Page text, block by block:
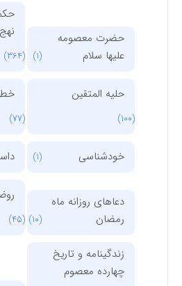
حضرت معصومه
علیها سلام
(364)
حلیه المتقین
خودشناسی
دعاهای روزانه ماه
رمضان
(45)
زندگینامه و تاریخ
چهارده معصوم